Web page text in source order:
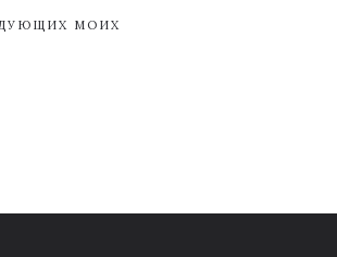
МОИХ